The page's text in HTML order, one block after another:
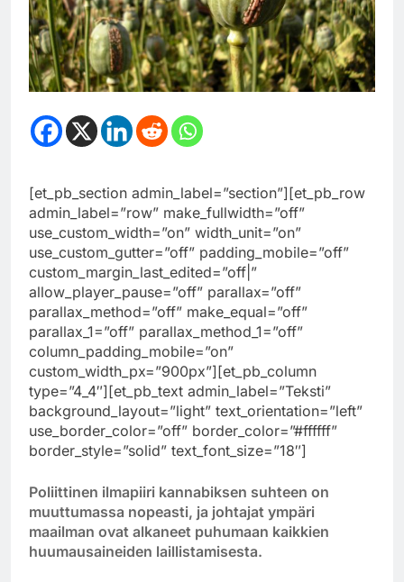
[et_pb_section admin_label=”section”][et_pb_row
admin_label=”row” make_fullwidth=”off”
use_custom_width=”on” width_unit=”on”
use_custom_gutter=”off” padding_mobile=”off”
custom_margin_last_edited=”off|”
allow_player_pause=”off” parallax=”off”
parallax_method=”off” make_equal=”off”
parallax_1=”off” parallax_method_1=”off”
column_padding_mobile=”on”
custom_width_px=”900px”][et_pb_column
type=”4_4″][et_pb_text admin_label=”Teksti”
background_layout=”light” text_orientation=”left”
use_border_color=”off” border_color=”#ffffff”
border_style=”solid” text_font_size=”18″]
Poliittinen ilmapiiri kannabiksen suhteen on
muuttumassa nopeasti, ja johtajat ympäri
maailman ovat alkaneet puhumaan kaikkien
huumausaineiden laillistamisesta.